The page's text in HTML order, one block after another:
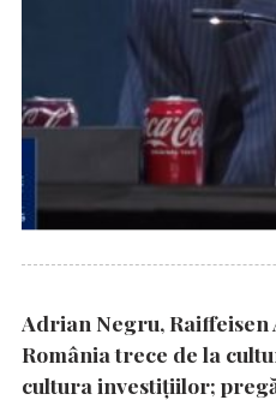
Adrian Negru, Raiffeisen
România trece de la
cultura investițiilor;